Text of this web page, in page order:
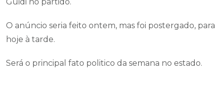
O anúncio seria feito ontem, mas foi postergado, para
hoje à tarde.
Será o principal fato politico da semana no estado.